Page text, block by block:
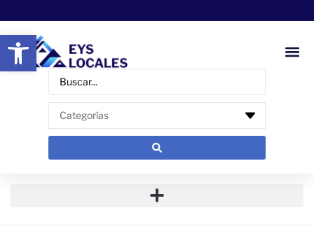
Abrir barra de herramientas